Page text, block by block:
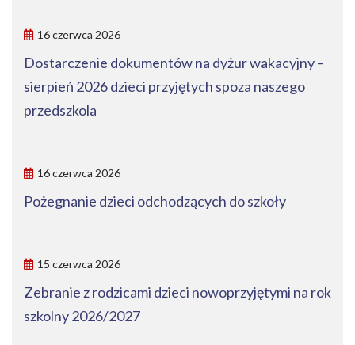
16 czerwca 2026
Dostarczenie dokumentów na dyżur wakacyjny –
sierpień 2026 dzieci przyjętych spoza naszego
przedszkola
16 czerwca 2026
Pożegnanie dzieci odchodzących do szkoły
15 czerwca 2026
Zebranie z rodzicami dzieci nowoprzyjętymi na rok
szkolny 2026/2027